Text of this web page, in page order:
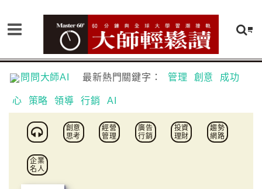
問問大師AI 最新熱門關鍵字： 管理 創意 成功
心 策略 領導 行銷 AI
創意
思考
經營
管理
廣告
行銷
投資
理財
趨勢
網路
企業
名人